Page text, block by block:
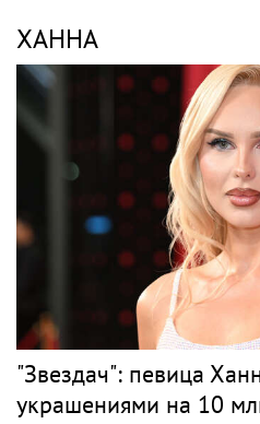
ХАННА
"Звездач": певица
украшениями на 10